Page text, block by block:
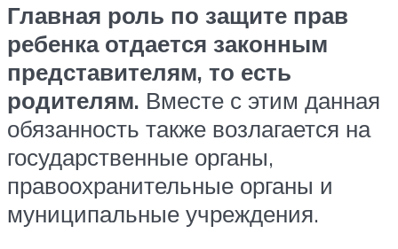
Главная роль по защите прав
ребенка отдается законным
представителям, то есть
родителям. Вместе с этим данная
обязанность также возлагается на
государственные органы,
правоохранительные органы и
муниципальные учреждения.